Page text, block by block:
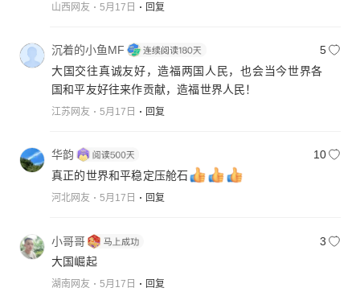
山西网友 5月17日 回复
沉着的小鱼MF
5
大国交往真诚友好，造福两国人民，也会当今世界各
国和平友好往来作贡献，造福世界人民！
江苏网友 5月17日 回复
华韵
10
真正的世界和平稳定压舱石
河北网友 5月17日 回复
小哥哥
3
大国崛起
湖南网友 5月17日 回复